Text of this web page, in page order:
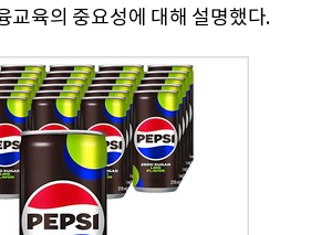
교육의 중요성에 대해 설명했다.